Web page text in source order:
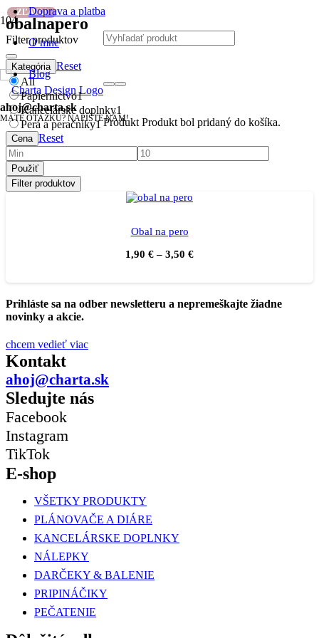
Doprava a platba
O mne
Blog
Produkt Produkt bol pridaný do košíka.
ahoj@charta.sk
MÁTE OTÁZKU? NAPÍŠTE NÁM!
obalnapero
Filter produktov
Kategória Reset
All
Papiernictvo1
Kancelárske doplnky1
Perá a peračníky1
Cena Reset
Použiť
Filter produktov
ZĽAVA!
Obal na pero
1,90 €– 3,50 €
Prihláste sa na odber newsletteru a nepremeškajte žiadne
novinky a akcie.
chcem vedieť viac
Kontakt
ahoj@charta.sk
Sledujte nás
Facebook
Instagram
TikTok
E-shop
VŠETKY PRODUKTY
PLÁNOVAČE A DIÁRE
KANCELÁRSKE DOPLNKY
NÁLEPKY
DARČEKY & BALENIE
PRIPINÁČIKY
PEČATENIE